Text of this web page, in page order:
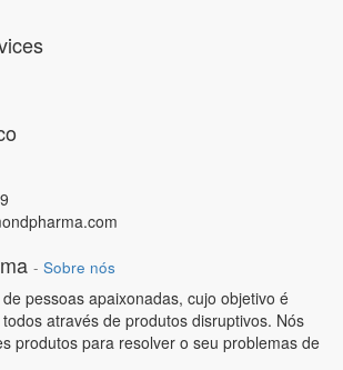
- Sobre nós
pessoas apaixonadas, cujo objetivo é
através de produtos disruptivos. Nós
produtos para resolver o seu problemas de